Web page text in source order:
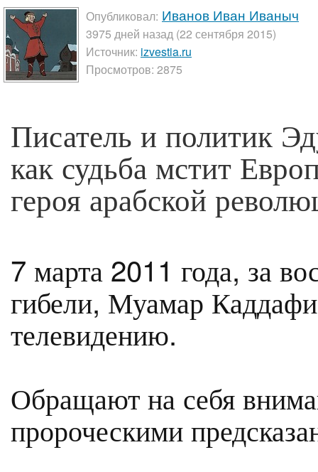
Опубликовал: Иванов Иван Иваныч
3975 дней назад (22 сентября 2015)
Источник: izvestia.ru
Просмотров: 2875
Писатель и политик
как судьба мстит
героя арабской
7 марта 2011 года, за
гибели, Муамар
телевидению.
Обращают на себя
пророческими